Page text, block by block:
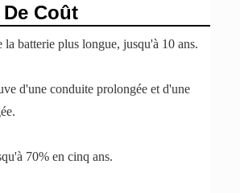
Coût
la batterie plus longue, jusqu'à 10 ans.
d'une conduite prolongée et d'une
70% en cinq ans.